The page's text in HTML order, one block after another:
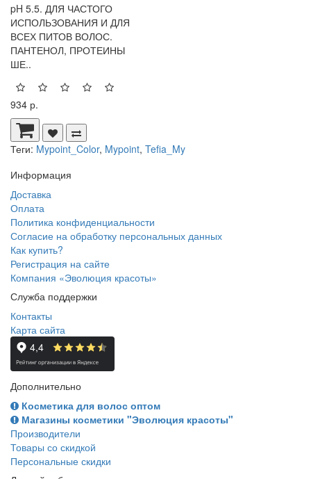
pH 5.5. ДЛЯ ЧАСТОГО
ИСПОЛЬЗОВАНИЯ И ДЛЯ
ВСЕХ ПИТОВ ВОЛОС.
ПАНТЕНОЛ, ПРОТЕИНЫ
ШЕ..
934 р.
Теги: Mypoint_Color, Mypoint, Tefia_My
Информация
Доставка
Оплата
Политика конфиденциальности
Согласие на обработку персональных данных
Как купить?
Регистрация на сайте
Компания «Эволюция красоты»
Служба поддержки
Контакты
Карта сайта
Дополнительно
Косметика для волос оптом
Магазины косметики "Эволюция красоты"
Производители
Товары со скидкой
Персональные скидки